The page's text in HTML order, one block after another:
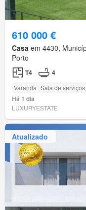
610 000 €
Casa em 4430,
Porto
T4 4
Varanda Sala de serviços
Há 1 dia
LUXURYESTATE
Atualizado